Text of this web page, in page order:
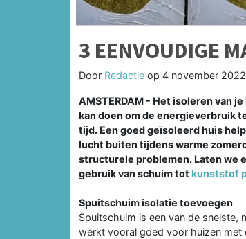
3 EENVOUDIGE
Door Redactie op 4 november
AMSTERDAM - Het isoleren van
kan doen om de energieverbruik
tijd. Een goed geïsoleerd huis
lucht buiten tijdens warme
structurele problemen. Laten we
gebruik van schuim tot kunststof
Spuitschuim isolatie toevoegen
Spuitschuim is een van de snelste,
werkt vooral goed voor huizen met